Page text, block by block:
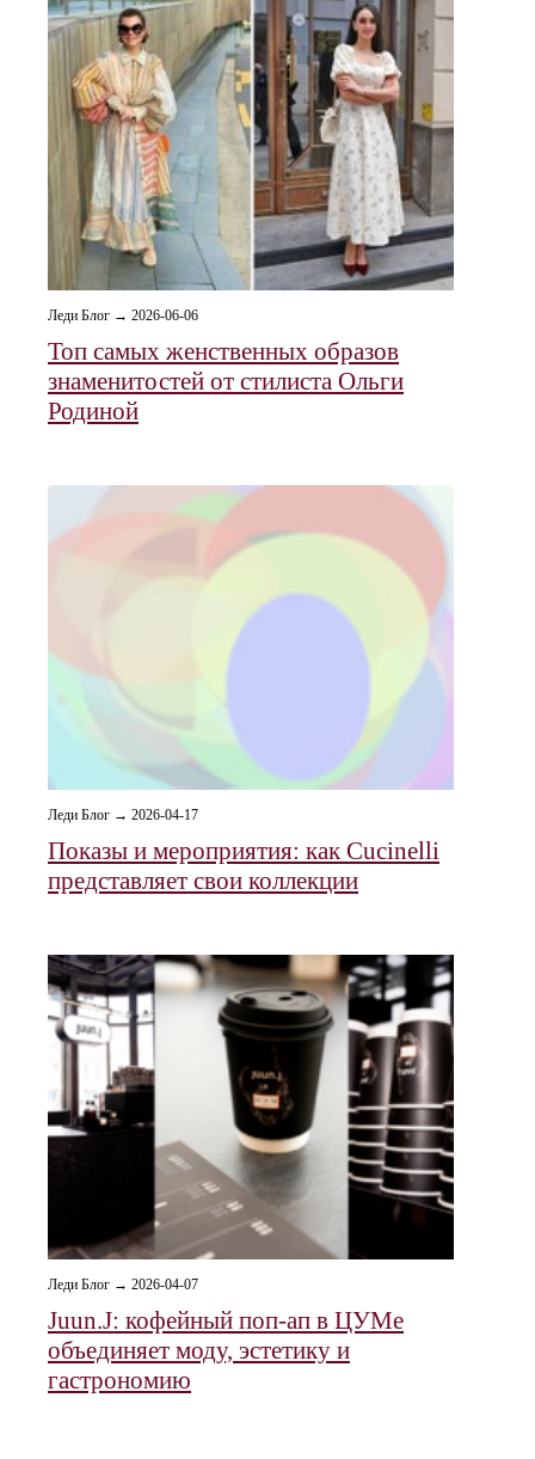
Леди Блог → 2026-06-06
Топ самых женственных образов
знаменитостей от стилиста Ольги
Родиной
Леди Блог → 2026-04-17
Показы и мероприятия: как Cucinelli
представляет свои коллекции
Леди Блог → 2026-04-07
Juun.J: кофейный поп-ап в ЦУМе
объединяет моду, эстетику и
гастрономию